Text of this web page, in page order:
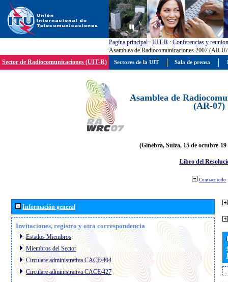
Pagína principal : UIT-R : Conferencias y
Asamblea de Radiocomunicaciones 2007 (AR-
Sector de Radiocomunicaciones (UIT-R)
Asamblea de
(AR-07)
(Ginebra, Suiza, 15 de octubre-19
Libro del
Contraer todo
Información general
Invitaciones, registro y otra correspondencia
Estados Miembros
Miembros del Sector
Circulare administrativa CACE/404
Circulare administrativa CACE/427
Sectores de la UIT Sala de prensa